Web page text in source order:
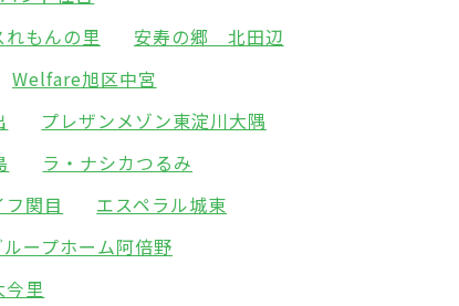
れもんの里
安寿の郷 北田辺
Welfare旭区中宮
プレザンメゾン東淀川大隅
ラ・ナシカつるみ
関目
エスペラル城東
ループホーム阿倍野
今里